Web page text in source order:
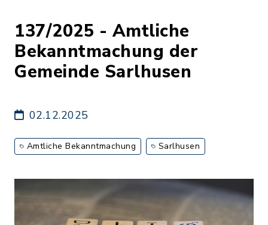
137/2025 - Amtliche
Bekanntmachung der
Gemeinde Sarlhusen
02.12.2025
Amtliche Bekanntmachung Sarlhusen